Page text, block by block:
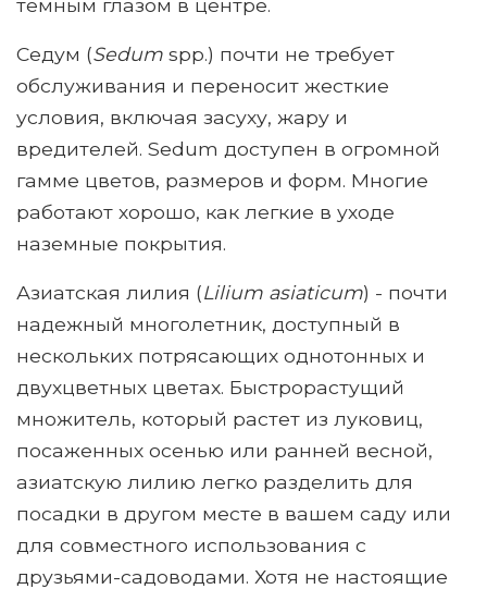
темным глазом в центре.
Седум (Sedum spp.) почти не требует
обслуживания и переносит жесткие
условия, включая засуху, жару и
вредителей. Sedum доступен в огромной
гамме цветов, размеров и форм. Многие
работают хорошо, как легкие в уходе
наземные покрытия.
Азиатская лилия (Lilium asiaticum) - почти
надежный многолетник, доступный в
нескольких потрясающих однотонных и
двухцветных цветах. Быстрорастущий
множитель, который растет из луковиц,
посаженных осенью или ранней весной,
азиатскую лилию легко разделить для
посадки в другом месте в вашем саду или
для совместного использования с
друзьями-садоводами. Хотя не настоящие